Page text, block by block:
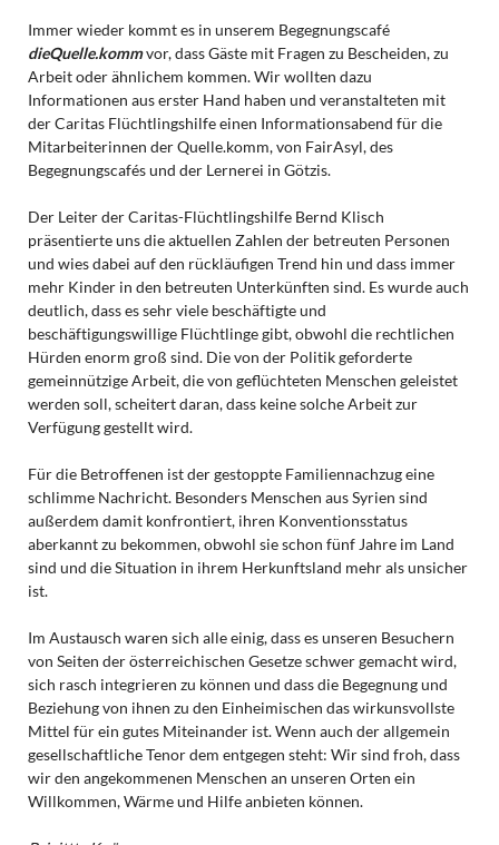
Immer wieder kommt es in unserem Begegnungscafé
dieQuelle.kommvor, dass Gäste mit Fragen zu Bescheiden, zu
Arbeit oder ähnlichem kommen. Wir wollten dazu
Informationen aus erster Hand haben und veranstalteten mit
der Caritas Flüchtlingshilfe einen Informationsabend für die
Mitarbeiterinnen der Quelle.komm, von FairAsyl, des
Begegnungscafés und der Lernerei in Götzis.
Der Leiter der Caritas-Flüchtlingshilfe Bernd Klisch
präsentierte uns die aktuellen Zahlen der betreuten Personen
und wies dabei auf den rückläufigen Trend hin und dass immer
mehr Kinder in den betreuten Unterkünften sind. Es wurde auch
deutlich, dass es sehr viele beschäftigte und
beschäftigungswillige Flüchtlinge gibt, obwohl die rechtlichen
Hürden enorm groß sind. Die von der Politik geforderte
gemeinnützige Arbeit, die von geflüchteten Menschen geleistet
werden soll, scheitert daran, dass keine solche Arbeit zur
Verfügung gestellt wird.
Für die Betroffenen ist der gestoppte Familiennachzug eine
schlimme Nachricht. Besonders Menschen aus Syrien sind
außerdem damit konfrontiert, ihren Konventionsstatus
aberkannt zu bekommen, obwohl sie schon fünf Jahre im Land
sind und die Situation in ihrem Herkunftsland mehr als unsicher
ist.
Im Austausch waren sich alle einig, dass es unseren Besuchern
von Seiten der österreichischen Gesetze schwer gemacht wird,
sich rasch integrieren zu können und dass die Begegnung und
Beziehung von ihnen zu den Einheimischen das wirkunsvollste
Mittel für ein gutes Miteinander ist. Wenn auch der allgemein
gesellschaftliche Tenor dem entgegen steht: Wir sind froh, dass
wir den angekommenen Menschen an unseren Orten ein
Willkommen, Wärme und Hilfe anbieten können.